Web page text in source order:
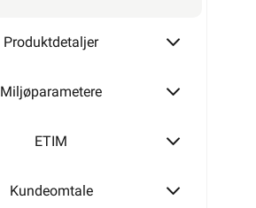
Produktdetaljer
Miljøparametere
ETIM
Kundeomtale